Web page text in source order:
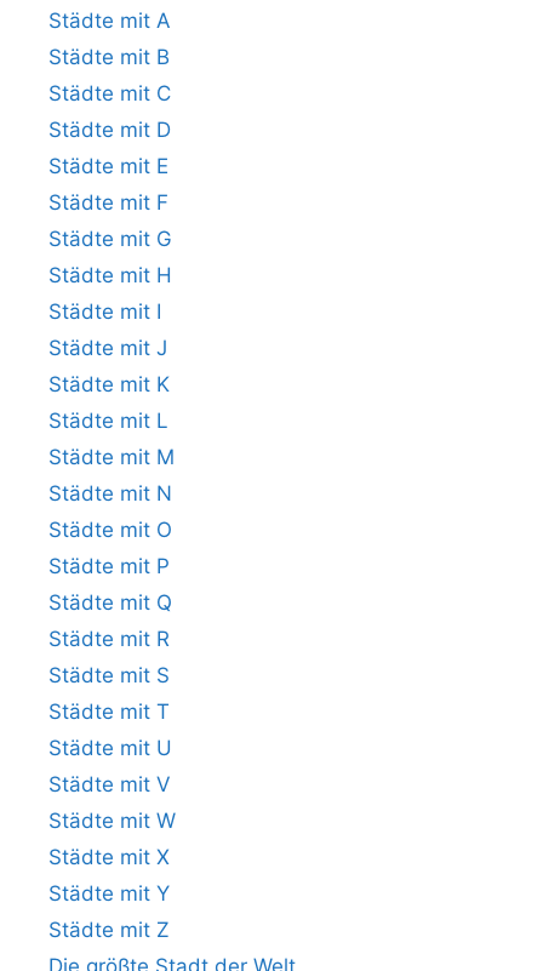
Städte mit A
Städte mit B
Städte mit C
Städte mit D
Städte mit E
Städte mit F
Städte mit G
Städte mit H
Städte mit I
Städte mit J
Städte mit K
Städte mit L
Städte mit M
Städte mit N
Städte mit O
Städte mit P
Städte mit Q
Städte mit R
Städte mit S
Städte mit T
Städte mit U
Städte mit V
Städte mit W
Städte mit X
Städte mit Y
Städte mit Z
Die größte Stadt der Welt